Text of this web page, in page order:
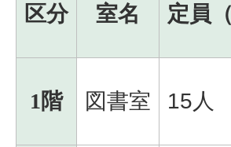
区分 室名 定員
1階 図書室 15人